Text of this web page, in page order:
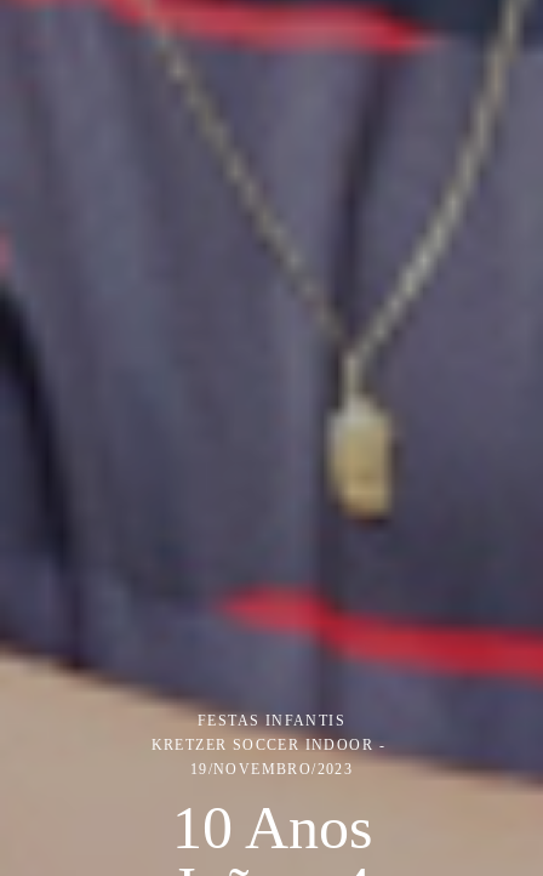
FESTAS INFANTIS
KRETZER SOCCER INDOOR
19/NOVEMBRO/2023
10 Anos